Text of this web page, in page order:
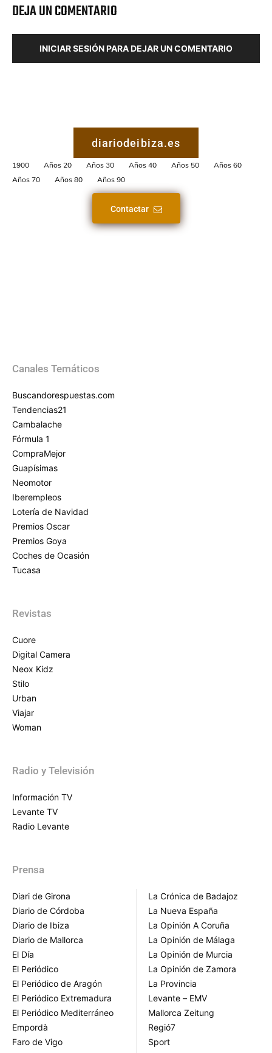
DEJA UN COMENTARIO
INICIAR SESIÓN PARA DEJAR UN COMENTARIO
diariodeibiza.es
1900 Años 20 Años 30 Años 40 Años 50
Años 60
Años 70
Años 80 Años 90
Contactar
Canales Temáticos
Buscandorespuestas.com
Tendencias21
Cambalache
Fórmula 1
CompraMejor
Guapísimas
Neomotor
Iberempleos
Lotería de Navidad
Premios Oscar
Premios Goya
Coches de Ocasión
Tucasa
Revistas
Cuore
Digital Camera
Neox Kidz
Stilo
Urban
Viajar
Woman
Radio y Televisión
Información TV
Levante TV
Radio Levante
Prensa
Diari de Girona
Diario de Córdoba
Diario de Ibiza
Diario de Mallorca
El Día
El Periódico
El Periódico de Aragón
El Periódico Extremadura
El Periódico Mediterráneo
Empordà
Faro de Vigo
La Crónica de Badajoz
La Nueva España
La Opinión A Coruña
La Opinión de Málaga
La Opinión de Murcia
La Opinión de Zamora
La Provincia
Levante – EMV
Mallorca Zeitung
Regió7
Sport